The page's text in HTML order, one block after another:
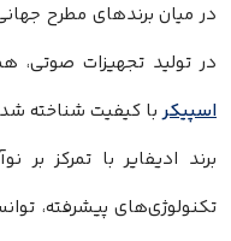
مطرح جهانی، ادیفایر
صوتی، همواره به
شناخته شده است.
با تمرکز بر نوآوری،
پیشرفته، توانسته است